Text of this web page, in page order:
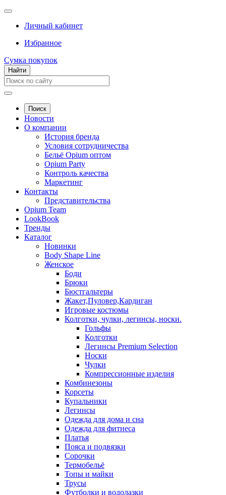
Личный кабинет
Избранное
Сумка покупок
Найти
Поиск
Новости
О компании
История бренда
Условия сотрудничества
Бельё Opium оптом
Opium Party
Контроль качества
Маркетинг
Контакты
Представительства
Opium Team
LookBook
Тренды
Каталог
Новинки
Body Shape Line
Женское
Боди
Брюки
Бюстгальтеры
Жакет,Пуловер,Кардиган
Игровые костюмы
Колготки, чулки, легинсы, носки.
Гольфы
Колготки
Легинсы Premium Selection
Носки
Чулки
Компрессионные изделия
Комбинезоны
Корсеты
Купальники
Легинсы
Одежда для дома и сна
Одежда для фитнеса
Платья
Пояса и подвязки
Сорочки
Термобельё
Топы и майки
Трусы
Футболки и водолазки